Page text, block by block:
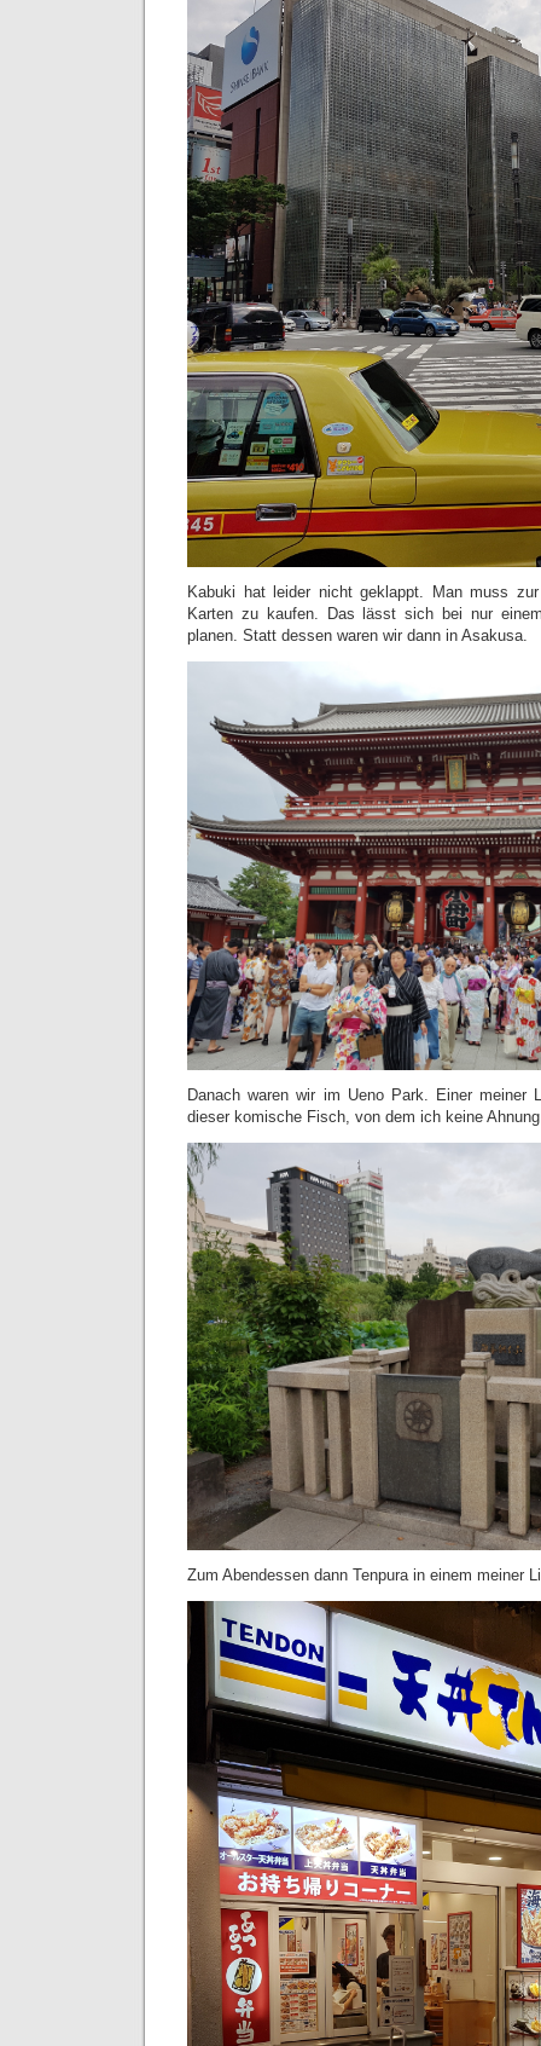
Kabuki hat leider nicht geklappt. Man muss
Karten zu kaufen. Das lässt sich bei nur
planen. Statt dessen waren wir dann in Asakusa.
Danach waren wir im Ueno Park. Einer meiner
dieser komische Fisch, von dem ich keine
Zum Abendessen dann Tenpura in einem meiner